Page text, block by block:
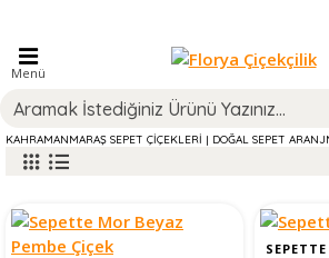
Menü
KAHRAMANMARAŞ SEPET ÇIÇEKLERI | DOĞAL SEPET